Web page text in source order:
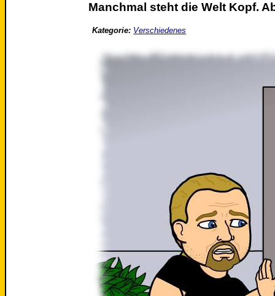
Manchmal steht die Welt Kopf.
Kategorie: Verschiedenes